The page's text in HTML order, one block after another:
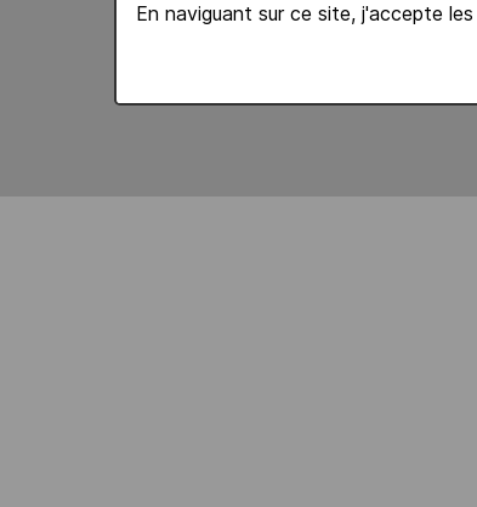
En naviguant sur ce site, j'accepte les